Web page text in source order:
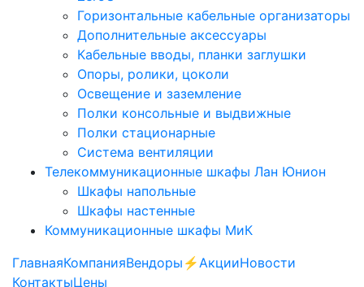
Горизонтальные кабельные организаторы
Дополнительные аксессуары
Кабельные вводы, планки заглушки
Опоры, ролики, цоколи
Освещение и заземление
Полки консольные и выдвижные
Полки стационарные
Система вентиляции
Телекоммуникационные шкафы Лан Юнион
Шкафы напольные
Шкафы настенные
Коммуникационные шкафы МиК
ГлавнаяКомпанияВендоры ⚡️АкцииНовости
КонтактыЦены